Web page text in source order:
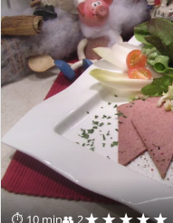
⏱ 10 min👥 2